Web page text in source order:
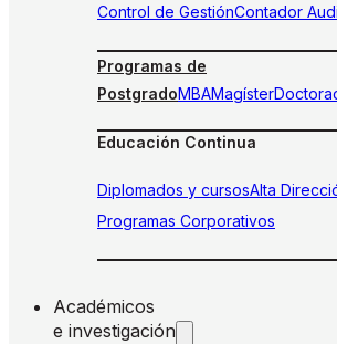
Control de GestiónContador
Programas de
PostgradoMBAMagíster
Educación Continua
Diplomados y cursosAlta
Programas Corporativos
Académicos
e investigación